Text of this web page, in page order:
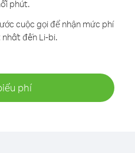
phút.
cuộc gọi để nhận mức phí
đến Li-bi.
phí